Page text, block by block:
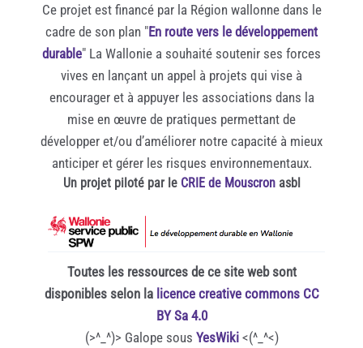
Ce projet est financé par la Région wallonne dans le
cadre de son plan "En route vers le développement
durable" La Wallonie a souhaité soutenir ses forces
vives en lançant un appel à projets qui vise à
encourager et à appuyer les associations dans la
mise en œuvre de pratiques permettant de
développer et/ou d’améliorer notre capacité à mieux
anticiper et gérer les risques environnementaux.
Un projet piloté par le CRIE de Mouscronasbl
Toutes les ressources de ce site web sont
disponibles selon la licence creative commons CC
BY Sa 4.0
(>^_^)> Galope sous YesWiki<(^_^<)